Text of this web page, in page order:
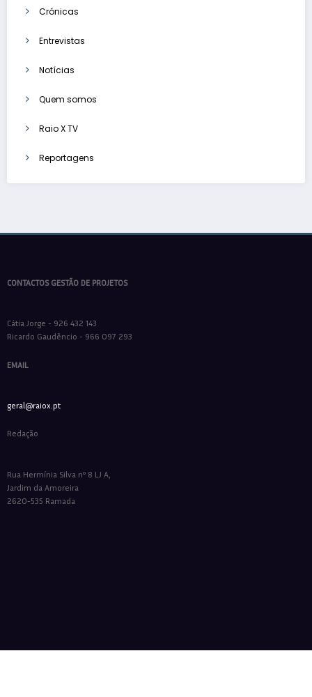
Crónicas
Entrevistas
Notícias
Quem somos
Raio X TV
Reportagens
CONTACTOS GESTÃO DE PROJETOS
Cátia Jorge - 926 432 143
Ricardo Gaudêncio - 966 097 293
EMAIL
geral@raiox.pt
Redação
Rua Hermínia Silva nº 8 LJ A,
Jardim da Amoreira
2620-535 Ramada